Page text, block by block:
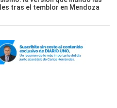
tras el temblor en Mendoza